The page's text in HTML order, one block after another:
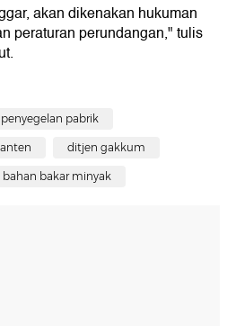
akan dikenakan hukuman
peraturan perundangan," tulis
penyegelan pabrik
ditjen gakkum
bahan bakar minyak